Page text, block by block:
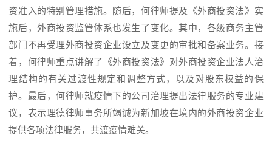
资准入的特别管理措施。随后，何律师提及《外商投资法》实
施后，外商投资监管体系也发生了变化。其中，各级商务主管
部门不再受理外商投资企业设立及变更的审批和备案业务。接
着，何律师重点讲解了《外商投资法》对外商投资企业法人治
理结构的有关过渡性规定和调整方式，以及对股东权益的保
护。最后，何律师就疫情下的公司治理提出法律服务的专业建
议，表示理德律师事务所竭诚为新加坡在境内的外商投资企业
提供各项法律服务，共渡疫情难关。